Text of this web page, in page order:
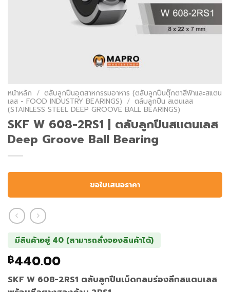
หน้าหลัก / ตลับลูกปืนอุตสาหกรรมอาหาร (ตลับลูกปืนตุ๊กตาสีฟ้าและสแตน
เลส - FOOD INDUSTRY BEARINGS) / ตลับลูกปืน สเตนเลส
(STAINLESS STEEL DEEP GROOVE BALL BEARINGS)
SKF W 608-2RS1 | ตลับลูกปืนสแตนเลส
Deep Groove Ball Bearing
ขอใบเสนอราคา
มีสินค้าอยู่ 40 (สามารถสั่งจองสินค้าได้)
฿440.00
SKF W 608-2RS1 ตลับลูกปืนเม็ดกลมร่องลึกสแตนเลส